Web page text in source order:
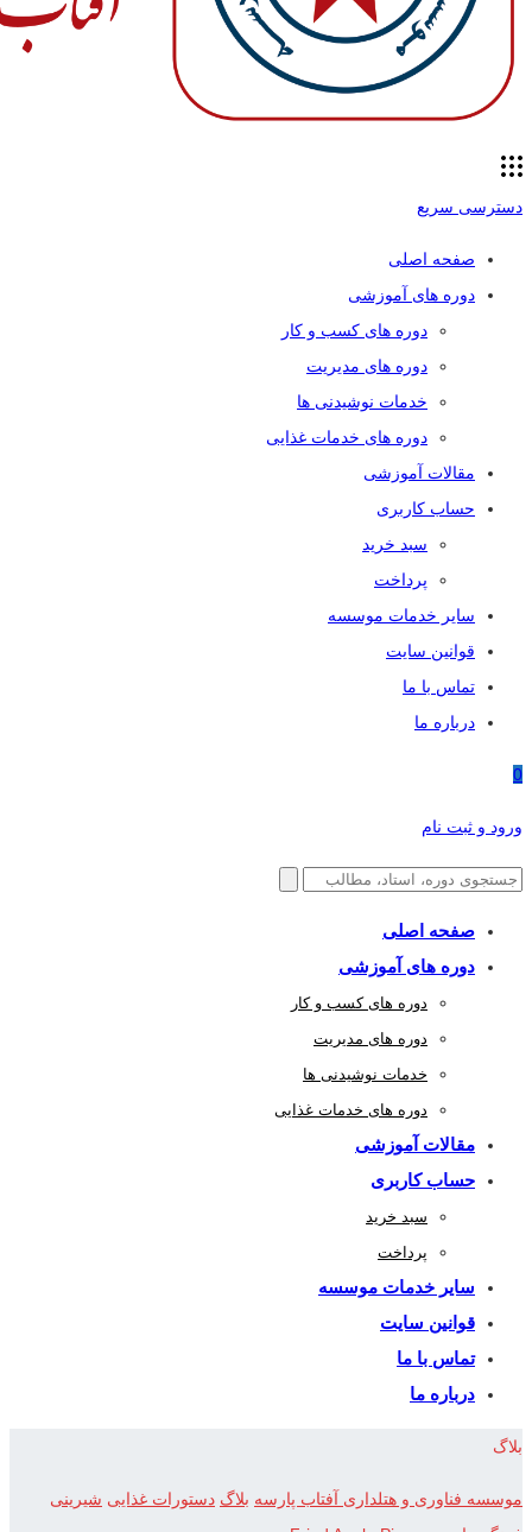
دسترسی سریع
صفحه اصلی
دوره های آموزشی
دوره های کسب و کار
دوره های مدیریت
خدمات نوشیدنی ها
دوره های خدمات غذایی
مقالات آموزشی
حساب کاربری
سبد خرید
پرداخت
سایر خدمات موسسه
قوانین سایت
تماس با ما
درباره ما
0
ورود و ثبت نام
صفحه اصلی
دوره های آموزشی
دوره های کسب و کار
دوره های مدیریت
خدمات نوشیدنی ها
دوره های خدمات غذایی
مقالات آموزشی
حساب کاربری
سبد خرید
پرداخت
سایر خدمات موسسه
قوانین سایت
تماس با ما
درباره ما
بلاگ
موسسه فناوری و هتلداری آفتاب پارسه بلاگ دستورات غذایی شیرینی